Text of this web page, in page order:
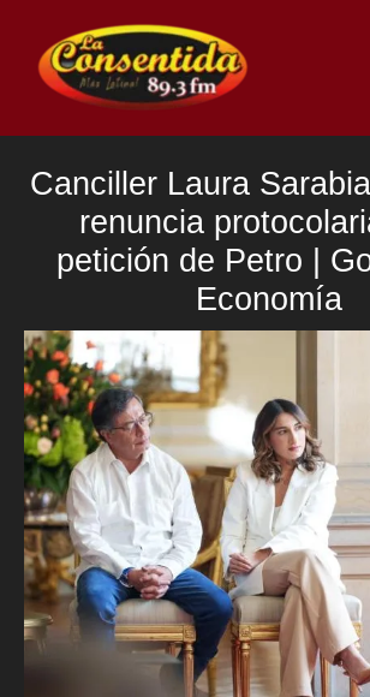
contenido
Canciller Laura
renuncia
petición de Petro |
Economía